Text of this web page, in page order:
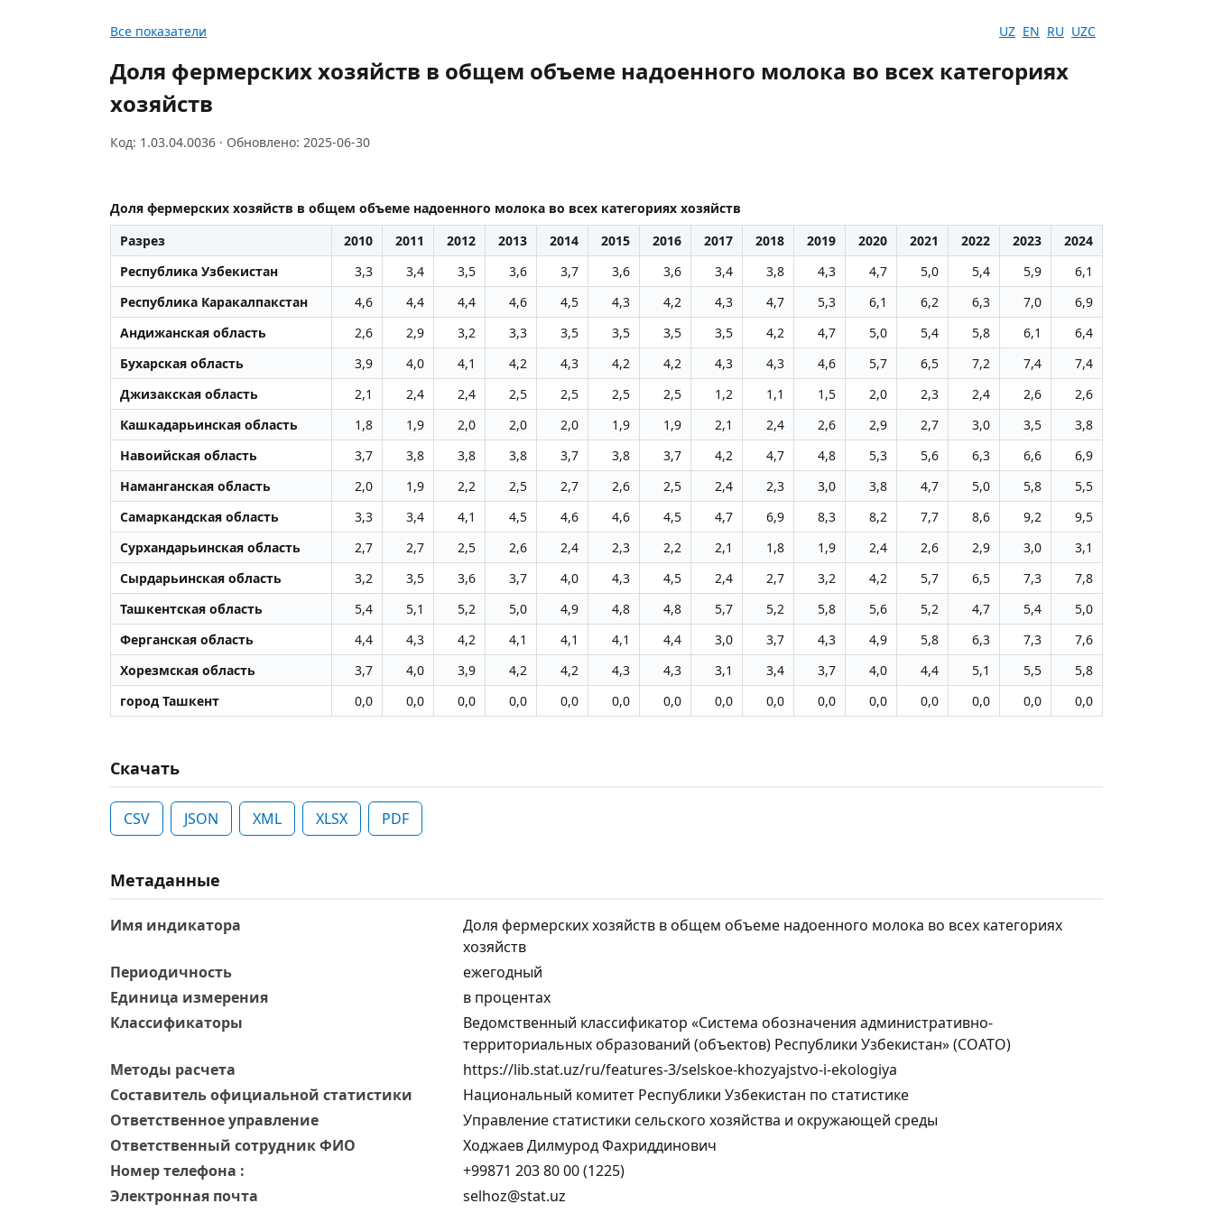
Все показатели UZ EN RU UZC
Доля фермерских хозяйств в общем объеме надоенного молока во всех категориях
хозяйств
Код: 1.03.04.0036 · Обновлено: 2025-06-30
Доля фермерских хозяйств в общем объеме надоенного молока во всех категориях хозяйств
Разрез
2010 2011 2012 2013 2014 2015 2016 2017 2018 2019 2020 2021 2022 2023
2024
Республика Узбекистан
3,3 3,4 3,5 3,6 3,7 3,6 3,6 3,4 3,8 4,3 4,7 5,0 5,4 5,9
6,1
Республика Каракалпакстан
4,6 4,4 4,4 4,6 4,5 4,3 4,2 4,3 4,7 5,3 6,1 6,2 6,3 7,0
6,9
Андижанская область
2,6 2,9 3,2 3,3 3,5 3,5 3,5 3,5 4,2 4,7 5,0 5,4 5,8 6,1
6,4
Бухарская область
3,9 4,0 4,1 4,2 4,3 4,2 4,2 4,3 4,3 4,6 5,7 6,5 7,2 7,4
7,4
Джизакская область
2,1 2,4 2,4 2,5 2,5 2,5 2,5 1,2 1,1 1,5 2,0 2,3 2,4 2,6
2,6
Кашкадарьинская область
1,8 1,9 2,0 2,0 2,0 1,9 1,9 2,1 2,4 2,6 2,9 2,7 3,0 3,5
3,8
Навоийская область
3,7 3,8 3,8 3,8 3,7 3,8 3,7 4,2 4,7 4,8 5,3 5,6 6,3 6,6
6,9
Наманганская область
2,0 1,9 2,2 2,5 2,7 2,6 2,5 2,4 2,3 3,0 3,8 4,7 5,0 5,8
5,5
Самаркандская область
3,3 3,4 4,1 4,5 4,6 4,6 4,5 4,7 6,9 8,3 8,2 7,7 8,6 9,2
9,5
Сурхандарьинская область
2,7 2,7 2,5 2,6 2,4 2,3 2,2 2,1 1,8 1,9 2,4 2,6 2,9 3,0
3,1
Сырдарьинская область
3,2 3,5 3,6 3,7 4,0 4,3 4,5 2,4 2,7 3,2 4,2 5,7 6,5 7,3
7,8
Ташкентская область
5,4 5,1 5,2 5,0 4,9 4,8 4,8 5,7 5,2 5,8 5,6 5,2 4,7 5,4
5,0
Ферганская область
4,4 4,3 4,2 4,1 4,1 4,1 4,4 3,0 3,7 4,3 4,9 5,8 6,3 7,3
7,6
Хорезмская область
3,7 4,0 3,9 4,2 4,2 4,3 4,3 3,1 3,4 3,7 4,0 4,4 5,1 5,5
5,8
город Ташкент
0,0 0,0 0,0 0,0 0,0 0,0 0,0 0,0 0,0 0,0 0,0 0,0 0,0 0,0 0,0
Скачать
CSV JSON XML XLSX PDF
Метаданные
Имя индикатора
Доля фермерских хозяйств в общем объеме надоенного молока во всех категориях
хозяйств
Периодичность
ежегодный
Единица измерения
в процентах
Классификаторы
Ведомственный классификатор «Система обозначения административно-
территориальных образований (объектов) Республики Узбекистан» (СОАТО)
Методы расчета
https://lib.stat.uz/ru/features-3/selskoe-khozyajstvo-i-ekologiya
Составитель официальной статистики
Национальный комитет Республики Узбекистан по статистике
Ответственное управление
Управление статистики сельского хозяйства и окружающей среды
Oтветственный сотрудник ФИО
Ходжаев Дилмурод Фахриддинович
Номер телефона :
+99871 203 80 00 (1225)
Электронная почта
selhoz@stat.uz